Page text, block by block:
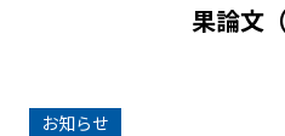
果論文
お知らせ